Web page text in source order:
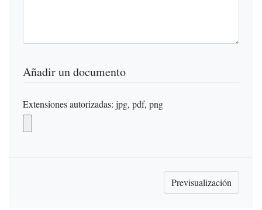
Añadir un documento
Extensiones autorizadas: jpg, pdf, png